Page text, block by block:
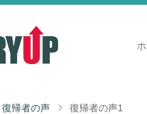
復帰者の声 復帰者の声1